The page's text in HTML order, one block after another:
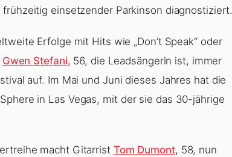
einsetzender Parkinson diagnostiziert.
Erfolge mit Hits wie „Don’t Speak“ oder
Gwen Stefani, 56, die Leadsängerin ist, immer
auf. Im Mai und Juni dieses Jahres hat die
in Las Vegas, mit der sie das 30-jährige
macht Gitarrist Tom Dumont, 58, nun